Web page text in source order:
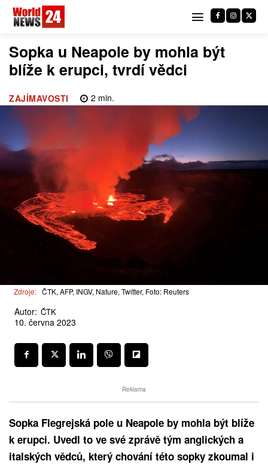
Sopka u Neapole by mohla být
blíže k erupci, tvrdí vědci
ZAJÍMAVOSTI 2 min.
Zdroje: ČTK, AFP, INGV, Nature, Twitter, Foto: Reuters
Autor: ČTK
10. června 2023
Reklama
Sopka Flegrejská pole u Neapole by mohla být blíže
k erupci. Uvedl to ve své zprávě tým anglických a
italských vědců, který chování této sopky zkoumal i